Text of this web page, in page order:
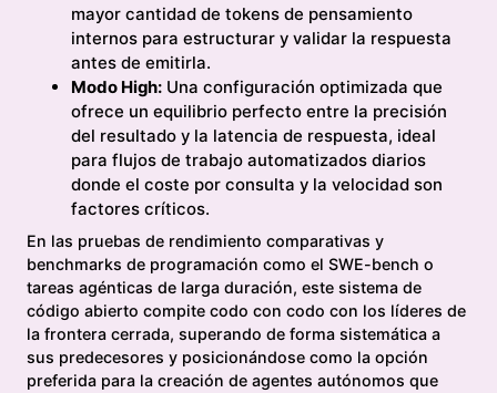
mayor cantidad de tokens de pensamiento
internos para estructurar y validar la respuesta
antes de emitirla.
Modo High: Una configuración optimizada que
ofrece un equilibrio perfecto entre la precisión
del resultado y la latencia de respuesta, ideal
para flujos de trabajo automatizados diarios
donde el coste por consulta y la velocidad son
factores críticos.
En las pruebas de rendimiento comparativas y
benchmarks de programación como el SWE-bench o
tareas agénticas de larga duración, este sistema de
código abierto compite codo con codo con los líderes de
la frontera cerrada, superando de forma sistemática a
sus predecesores y posicionándose como la opción
preferida para la creación de agentes autónomos que